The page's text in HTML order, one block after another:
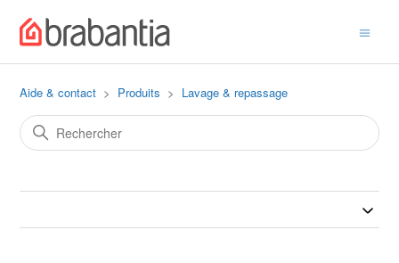
Aide & contact Produits Lavage & repassage